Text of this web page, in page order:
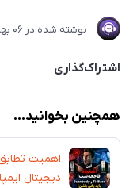
نوشته شده در 06 بهمن 1403
اشتراک‌گذاری
همچنین بخوانید...
دیجیتال